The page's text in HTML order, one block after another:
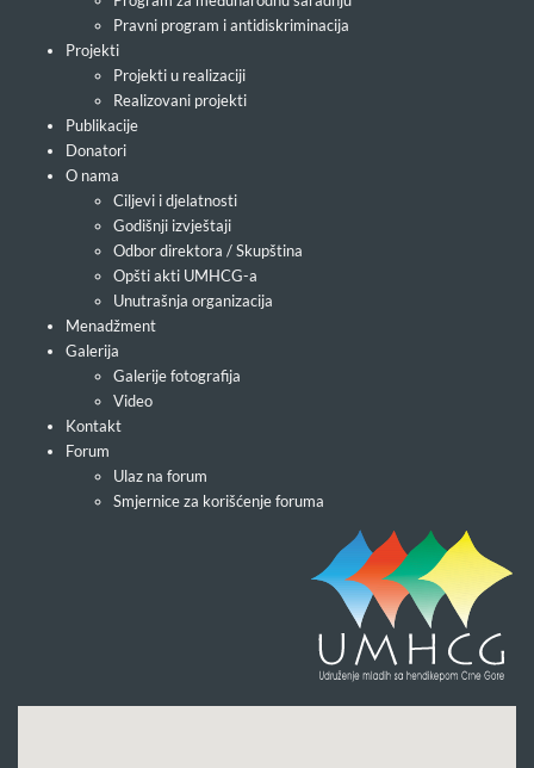
Pravni program i antidiskriminacija
Projekti
Projekti u realizaciji
Realizovani projekti
Publikacije
Donatori
O nama
Ciljevi i djelatnosti
Godišnji izvještaji
Odbor direktora / Skupština
Opšti akti UMHCG-a
Unutrašnja organizacija
Menadžment
Galerija
Galerije fotografija
Video
Kontakt
Forum
Ulaz na forum
Smjernice za korišćenje foruma